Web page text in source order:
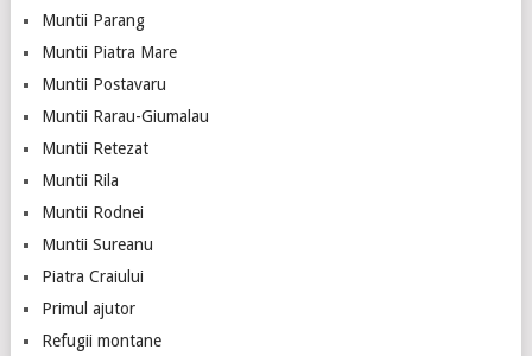
Muntii Parang
Muntii Piatra Mare
Muntii Postavaru
Muntii Rarau-Giumalau
Muntii Retezat
Muntii Rila
Muntii Rodnei
Muntii Sureanu
Piatra Craiului
Primul ajutor
Refugii montane